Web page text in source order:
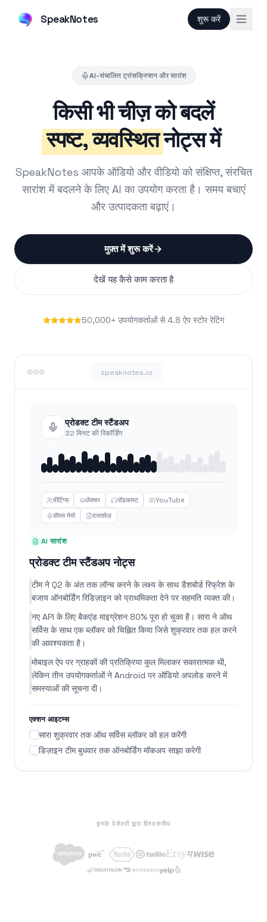
SpeakNotes शुरू करें
AI-संचालित ट्रांसक्रिप्शन और सारांश
किसी भी चीज़ को बदलें
स्पष्ट, व्यवस्थितनोट्स में
SpeakNotes आपके ऑडियो और वीडियो को संक्षिप्त, संरचित
सारांश में बदलने के लिए AI का उपयोग करता है। समय बचाएं
और उत्पादकता बढ़ाएं।
मुफ़्त में शुरू करें
देखें यह कैसे काम करता है
50,000+ उपयोगकर्ताओं से 4.8 ऐप स्टोर रेटिंग
speaknotes.io
प्रोडक्ट टीम स्टैंडअप
32 मिनट की रिकॉर्डिंग
मीटिंग्स लेक्चर पॉडकास्ट
YouTube
वॉयस मेमो
दस्तावेज़
AI सारांश
प्रोडक्ट टीम स्टैंडअप नोट्स
टीम ने Q2 के अंत तक लॉन्च करने के लक्ष्य के साथ डैशबोर्ड रिफ्रेश के
बजाय ऑनबोर्डिंग रिडिज़ाइन को प्राथमिकता देने पर सहमति व्यक्त की।
नए API के लिए बैकएंड माइग्रेशन 80% पूरा हो चुका है। सारा ने ऑथ
सर्विस के साथ एक ब्लॉकर को चिह्नित किया जिसे शुक्रवार तक हल करने
की आवश्यकता है।
मोबाइल ऐप पर ग्राहकों की प्रतिक्रिया कुल मिलाकर सकारात्मक थी,
लेकिन तीन उपयोगकर्ताओं ने Android पर ऑडियो अपलोड करने में
समस्याओं की सूचना दी।
एक्शन आइटम्स
सारा शुक्रवार तक ऑथ सर्विस ब्लॉकर को हल करेंगी
डिज़ाइन टीम बुधवार तक ऑनबोर्डिंग मॉकअप साझा करेगी
इनके पेशेवरों द्वारा विश्वसनीय